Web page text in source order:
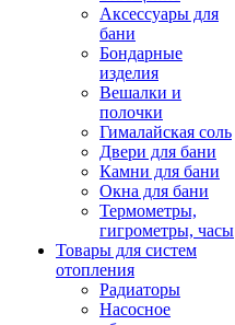
Аксессуары для
бани
Бондарные
изделия
Вешалки и
полочки
Гималайская соль
Двери для бани
Камни для бани
Окна для бани
Термометры,
гигрометры, часы
Товары для систем
отопления
Радиаторы
Насосное